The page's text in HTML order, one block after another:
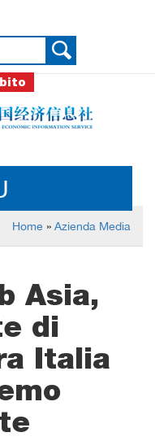
Home » Azienda Media
Asia,
di
Italia